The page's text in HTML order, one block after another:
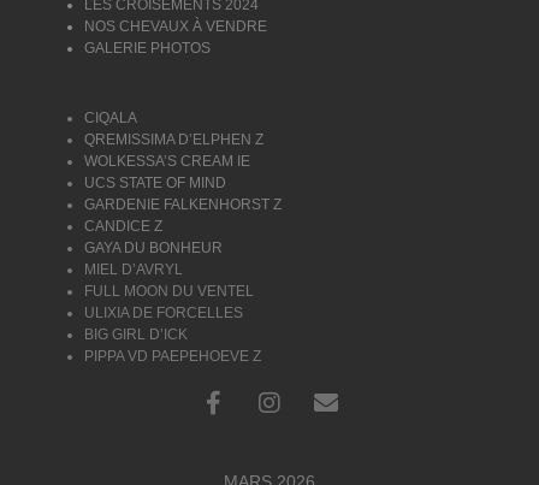
LES CROISEMENTS 2024
NOS CHEVAUX À VENDRE
GALERIE PHOTOS
CIQALA
QREMISSIMA D’ELPHEN Z
WOLKESSA’S CREAM IE
UCS STATE OF MIND
GARDENIE FALKENHORST Z
CANDICE Z
GAYA DU BONHEUR
MIEL D’AVRYL
FULL MOON DU VENTEL
ULIXIA DE FORCELLES
BIG GIRL D’ICK
PIPPA VD PAEPEHOEVE Z